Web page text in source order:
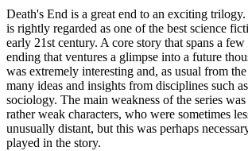
Death's End is a great end to an exciting
is rightly regarded as one of the best science
early 21st century. A core story that spans a few
ending that ventures a glimpse into a future
was extremely interesting and, as usual from
many ideas and insights from disciplines such
sociology. The main weakness of the series was
rather weak characters, who were sometimes
unusually distant, but this was perhaps
played in the story.